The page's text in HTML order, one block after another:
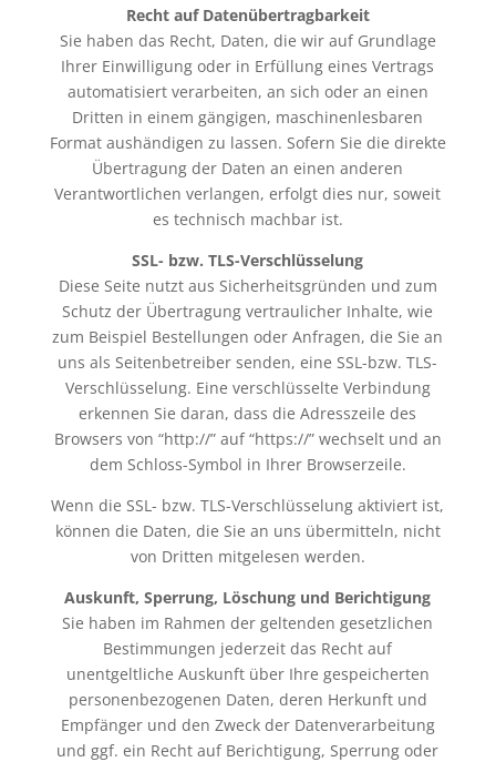
Recht auf Datenübertragbarkeit
Sie haben das Recht, Daten, die wir auf Grundlage
Ihrer Einwilligung oder in Erfüllung eines Vertrags
automatisiert verarbeiten, an sich oder an einen
Dritten in einem gängigen, maschinenlesbaren
Format aushändigen zu lassen. Sofern Sie die direkte
Übertragung der Daten an einen anderen
Verantwortlichen verlangen, erfolgt dies nur, soweit
es technisch machbar ist.
SSL- bzw. TLS-Verschlüsselung
Diese Seite nutzt aus Sicherheitsgründen und zum
Schutz der Übertragung vertraulicher Inhalte, wie
zum Beispiel Bestellungen oder Anfragen, die Sie an
uns als Seitenbetreiber senden, eine SSL-bzw. TLS-
Verschlüsselung. Eine verschlüsselte Verbindung
erkennen Sie daran, dass die Adresszeile des
Browsers von “http://” auf “https://” wechselt und an
dem Schloss-Symbol in Ihrer Browserzeile.
Wenn die SSL- bzw. TLS-Verschlüsselung aktiviert ist,
können die Daten, die Sie an uns übermitteln, nicht
von Dritten mitgelesen werden.
Auskunft, Sperrung, Löschung und Berichtigung
Sie haben im Rahmen der geltenden gesetzlichen
Bestimmungen jederzeit das Recht auf
unentgeltliche Auskunft über Ihre gespeicherten
personenbezogenen Daten, deren Herkunft und
Empfänger und den Zweck der Datenverarbeitung
und ggf. ein Recht auf Berichtigung, Sperrung oder